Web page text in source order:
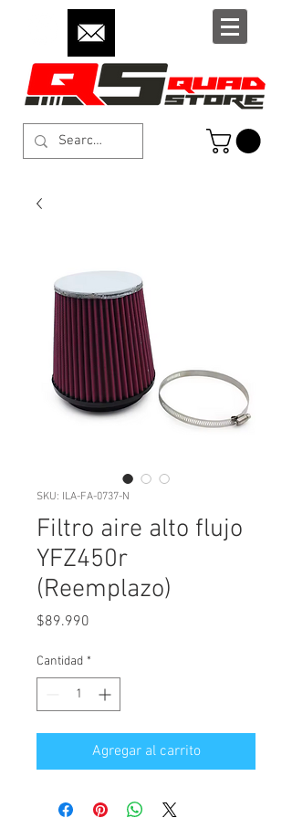
SKU: ILA-FA-0737-N
Filtro aire alto flujo
YFZ450r
(Reemplazo)
$89.990
Cantidad *
Agregar al carrito